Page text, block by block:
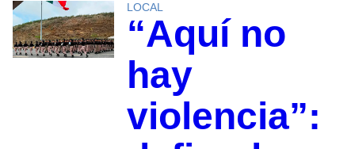
LOCAL
“Aquí no
hay
violencia”: